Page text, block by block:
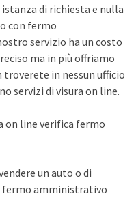
di richiesta e nulla
con fermo
servizio ha un costo
ma in più offriamo
in nessun ufficio
servizi di visura on line.
on line verifica fermo
un auto o di
fermo amministrativo